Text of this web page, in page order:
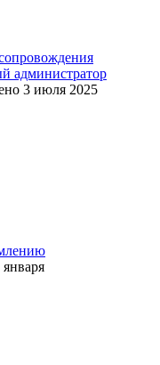
администратор
3 июля 2025
января